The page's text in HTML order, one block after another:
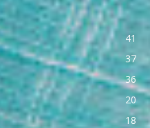
41
37
36
20
18